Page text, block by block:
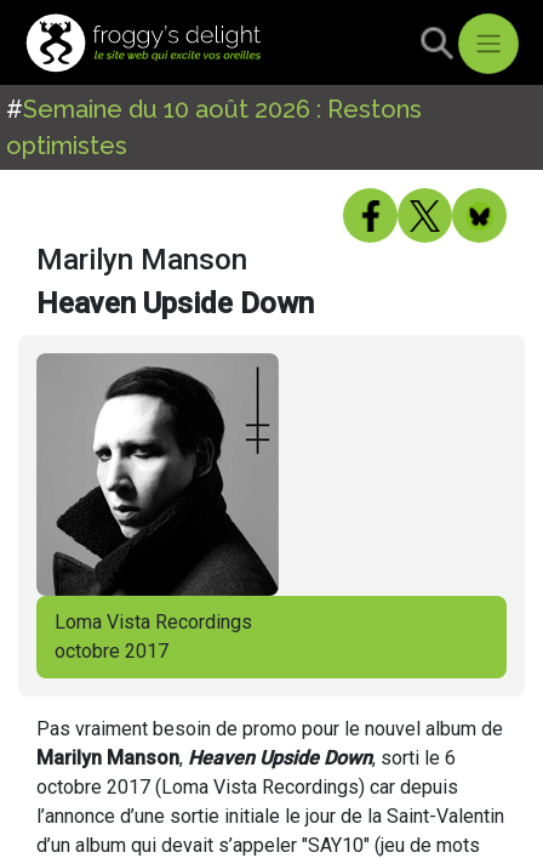
#Semaine du 10 août 2026 : Restons
optimistes
Marilyn Manson
Heaven Upside Down
Loma Vista Recordings
octobre 2017
Pas vraiment besoin de promo pour le nouvel album de
Marilyn Manson, Heaven Upside Down, sorti le 6
octobre 2017 (Loma Vista Recordings) car depuis
l’annonce d’une sortie initiale le jour de la Saint-Valentin
d’un album qui devait s’appeler "SAY10" (jeu de mots